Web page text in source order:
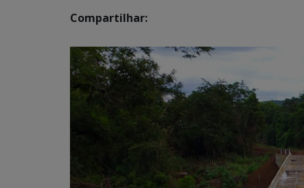
Compartilhar: